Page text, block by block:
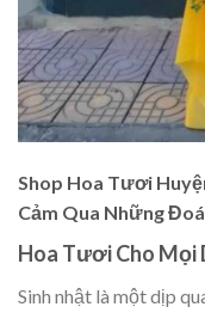
Shop Hoa Tươi
Cảm Qua Những
Hoa Tươi Cho Mọi
Sinh nhật là một dịp